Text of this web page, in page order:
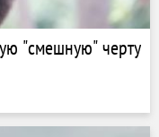
"смешную" черту